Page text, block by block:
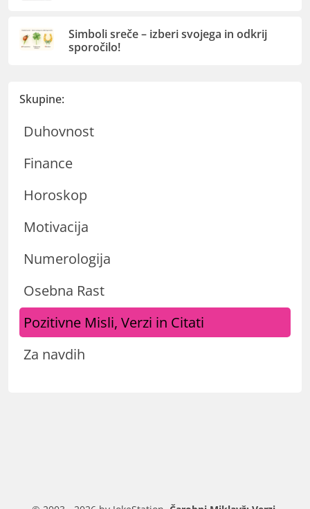
Simboli sreče – izberi svojega in odkrij
sporočilo!
Skupine:
Duhovnost
Finance
Horoskop
Motivacija
Numerologija
Osebna Rast
Pozitivne Misli, Verzi in Citati
Za navdih